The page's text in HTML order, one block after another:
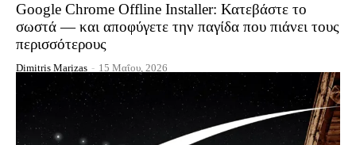
Google Chrome Offline Installer: Κατεβάστε το
σωστά — και αποφύγετε την παγίδα που πιάνει τους
περισσότερους
Dimitris Marizas - 15 Μαΐου, 2026